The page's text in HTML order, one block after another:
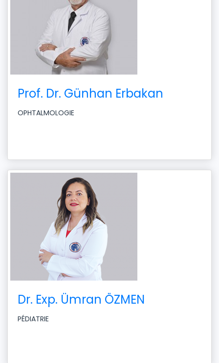
Prof. Dr. Günhan Erbakan
OPHTALMOLOGIE
Dr. Exp. Ümran ÖZMEN
PÉDIATRIE